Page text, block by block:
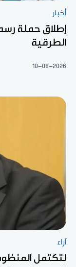
أخبار
إطلاق حملة
الطرقية
10-08-2026
آراء
لتكتمل